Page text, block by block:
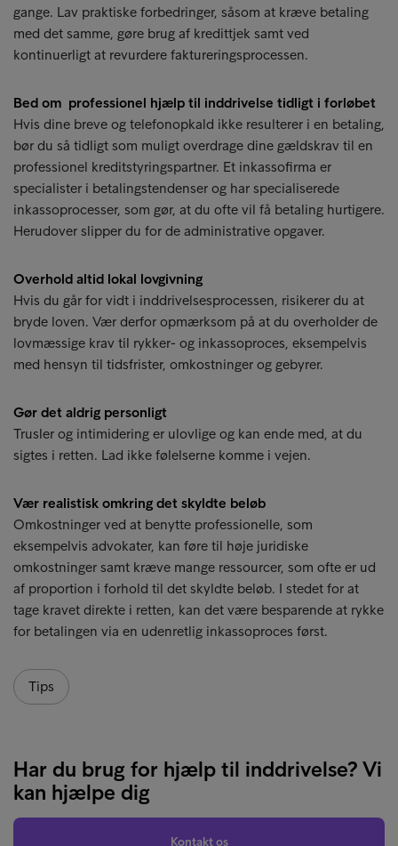
gange. Lav praktiske forbedringer, såsom at kræve betaling
med det samme, gøre brug af kredittjek samt ved
kontinuerligt at revurdere faktureringsprocessen.
Bed om professionel hjælp til inddrivelse tidligt i forløbet
Hvis dine breve og telefonopkald ikke resulterer i en betaling,
bør du så tidligt som muligt overdrage dine gældskrav til en
professionel kreditstyringspartner. Et inkassofirma er
specialister i betalingstendenser og har specialiserede
inkassoprocesser, som gør, at du ofte vil få betaling hurtigere.
Herudover slipper du for de administrative opgaver.
Overhold altid lokal lovgivning
Hvis du går for vidt i inddrivelsesprocessen, risikerer du at
bryde loven. Vær derfor opmærksom på at du overholder de
lovmæssige krav til rykker- og inkassoproces, eksempelvis
med hensyn til tidsfrister, omkostninger og gebyrer.
Gør det aldrig personligt
Trusler og intimidering er ulovlige og kan ende med, at du
sigtes i retten. Lad ikke følelserne komme i vejen.
Vær realistisk omkring det skyldte beløb
Omkostninger ved at benytte professionelle, som
eksempelvis advokater, kan føre til høje juridiske
omkostninger samt kræve mange ressourcer, som ofte er ud
af proportion i forhold til det skyldte beløb. I stedet for at
tage kravet direkte i retten, kan det være besparende at rykke
for betalingen via en udenretlig inkassoproces først.
Tips
Har du brug for hjælp til inddrivelse? Vi
kan hjælpe dig
Kontakt os